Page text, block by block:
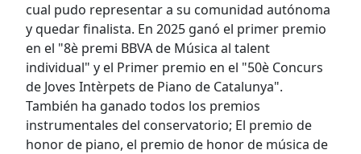
cual pudo representar a su comunidad autónoma
y quedar finalista. En 2025 ganó el primer premio
en el "8è premi BBVA de Música al talent
individual" y el Primer premio en el "50è Concurs
de Joves Intèrpets de Piano de Catalunya".
También ha ganado todos los premios
instrumentales del conservatorio; El premio de
honor de piano, el premio de honor de música de